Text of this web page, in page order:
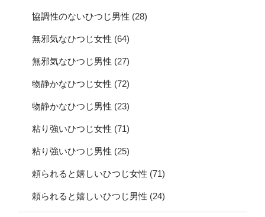
協調性のないひつじ男性 (28)
無邪気なひつじ女性 (64)
無邪気なひつじ男性 (27)
物静かなひつじ女性 (72)
物静かなひつじ男性 (23)
粘り強いひつじ女性 (71)
粘り強いひつじ男性 (25)
頼られると嬉しいひつじ女性 (71)
頼られると嬉しいひつじ男性 (24)